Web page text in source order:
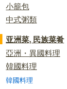
小籠包
中式粥類
亚洲菜, 民族菜肴
亞洲・異國料理
韓國料理
韓國料理